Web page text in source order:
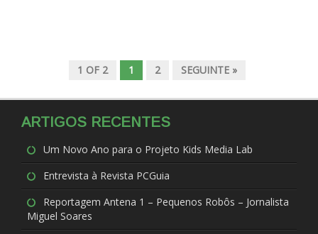
1 OF 2 1 2 SEGUINTE »
ARTIGOS RECENTES
Um Novo Ano para o Projeto Kids Media Lab
Entrevista à Revista PCGuia
Reportagem Antena 1 – Pequenos Robôs – Jornalista
Miguel Soares